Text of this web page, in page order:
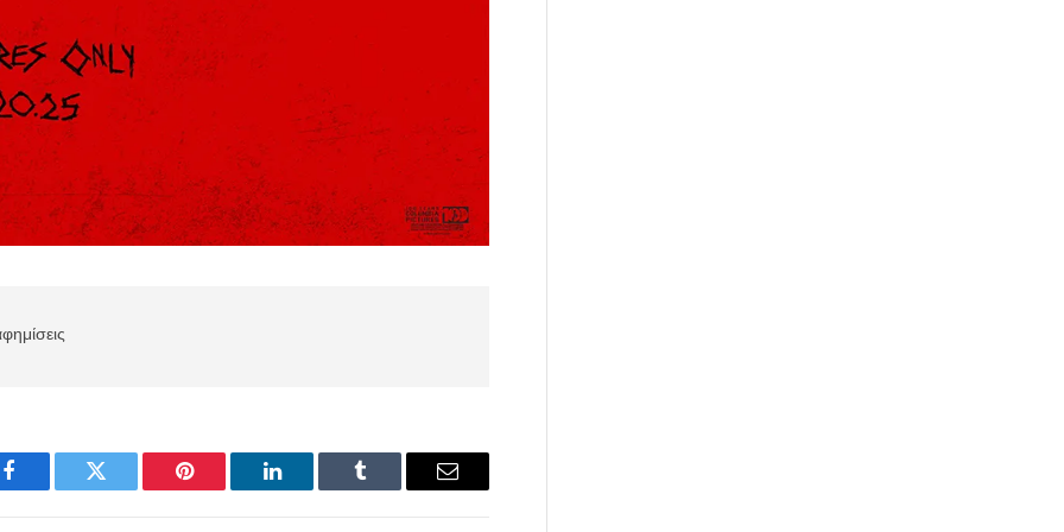
Facebook Twitter Pinterest LinkedIn Tumblr Email